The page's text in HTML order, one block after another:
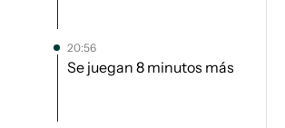
20:56
Se juegan 8 minutos más